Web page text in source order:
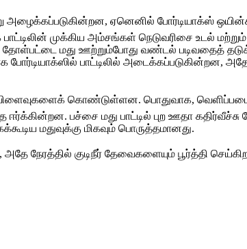
அழைக்கப்படுகின்றன, ஏனெனில் போர்டியாக்ஸ்
முக்கிய அம்சங்கள் நெடுவரிசை உடல்
மது ஊற்றும்போது வண்டல் படிவதைத்
பாட்டிலில் அடைக்கப்படுகின்றன, அதே
கொண்டுள்ளன. பொதுவாக,
பச்சை மது பாட்டில் புற ஊதா கதிர்வீச்சு
மதுவுக்கு மிகவும் பொருத்தமானது.
நேரத்தில் குடிநீர் தேவைகளையும் பூர்த்தி